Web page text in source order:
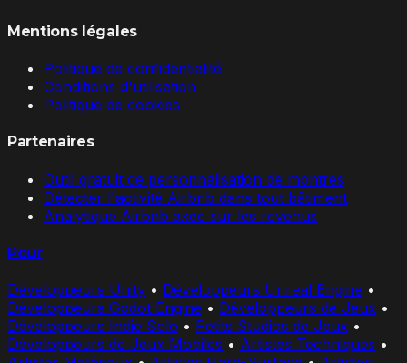
Mentions légales
Politique de confidentialité
Conditions d'utilisation
Politique de cookies
Partenaires
Outil gratuit de personnalisation de montres
Détecter l'activité Airbnb dans tout bâtiment
Analytique Airbnb axée sur les revenus
Pour
Développeurs Unity • Développeurs Unreal Engine •
Développeurs Godot Engine • Développeurs de Jeux •
Développeurs Indie Solo • Petits Studios de Jeux •
Développeurs de Jeux Mobiles • Artistes Techniques •